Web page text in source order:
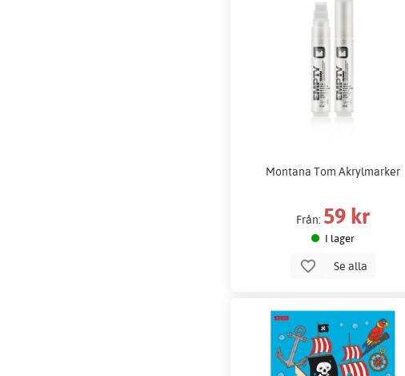
Montana Tom Akrylmarker
Från: 59 kr
I lager
Se alla